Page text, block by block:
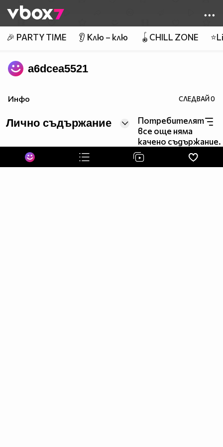
👾
🎉 PARTY TIME 👂 Клю – клю 🪀CHILL ZONE
a6dcea5521
Инфо СЛЕДВАЙ0
Лично съдържание
Потребителят
все още няма
качено съдържание.